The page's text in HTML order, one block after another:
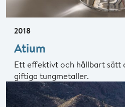
2018
Atium
Ett effektivt och hållbart sätt
giftiga tungmetaller.